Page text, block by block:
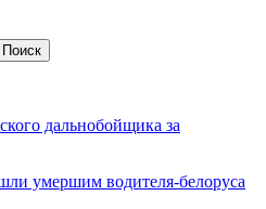
дальнобойщика за
умершим водителя-белоруса